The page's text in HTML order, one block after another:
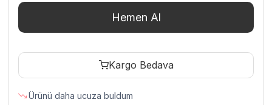
07
Top
adet
Hemen Al
Kargo Bedava
Ürünü daha ucuza buldum